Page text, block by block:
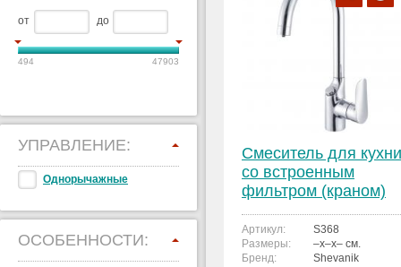
от до
494 47903
УПРАВЛЕНИЕ:
Однорычажные
ОСОБЕННОСТИ:
Смеситель для кухни
со встроенным
фильтром (краном)
под питьевую воду
Shevanik S368
Артикул:
S368
Размеры:
–x–x– см.
Бренд:
Shevanik